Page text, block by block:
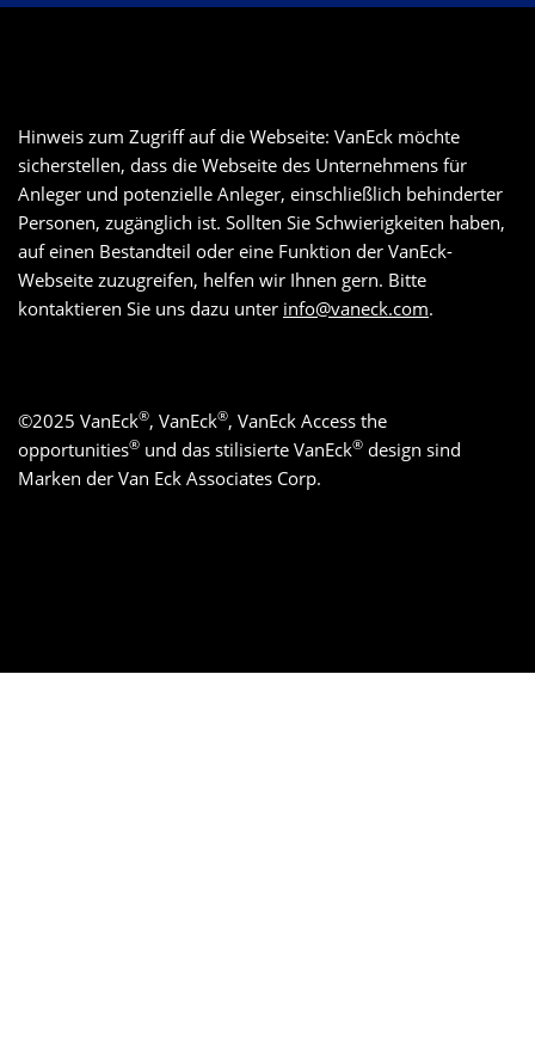
Hinweis zum Zugriff auf die Webseite: VanEck möchte
sicherstellen, dass die Webseite des Unternehmens für
Anleger und potenzielle Anleger, einschließlich behinderter
Personen, zugänglich ist. Sollten Sie Schwierigkeiten haben,
auf einen Bestandteil oder eine Funktion der VanEck-
Webseite zuzugreifen, helfen wir Ihnen gern. Bitte
kontaktieren Sie uns dazu unter info@vaneck.com.
©2025 VanEck®, VanEck®, VanEck Access the
opportunities® und das stilisierte VanEck® design sind
Marken der Van Eck Associates Corp.